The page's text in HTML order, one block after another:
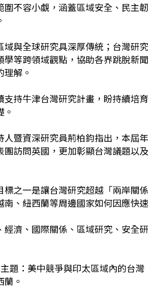
不容小覷，涵蓋區域安全、民主
與全球研究具深厚傳統；台灣研
等跨領域觀點，協助各界跳脫新
解。
持牛津台灣研究計畫，盼持續培
人暨資深研究員荊柏鈞指出，本屆
團訪問英國，更加彰顯台灣議題以
之一是讓台灣研究超越「兩岸關
、紐西蘭等周邊國家如何因應快
經濟、國際關係、區域研究、安全
題：美中競爭與印太區域內的台
。